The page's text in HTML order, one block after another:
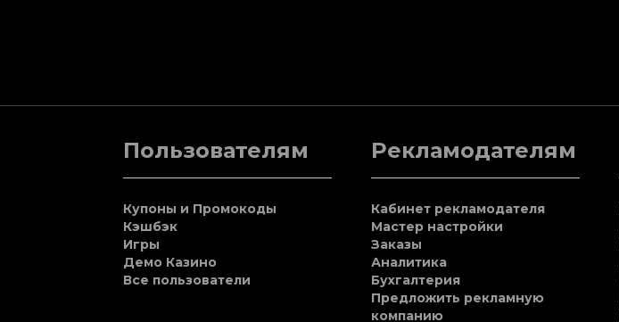
Пользователям
Купоны и Промокоды
Кэшбэк
Игры
Демо Казино
Все пользователи
Рекламодателям
Кабинет рекламодателя
Мастер настройки
Заказы
Аналитика
Бухгалтерия
Предложить рекламную
компанию